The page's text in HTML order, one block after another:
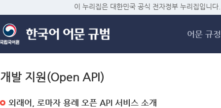
메
이 누리집은 대한민국 공식 전자정부 누리집입니다.
어문 규정
개발 지원(Open API)
외래어, 로마자 용례 오픈 API 서비스 소개